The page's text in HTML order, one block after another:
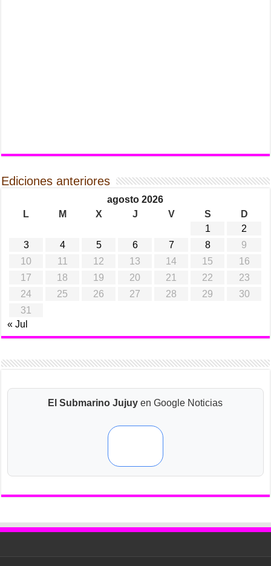
Ediciones anteriores
agosto 2026
L
M X J V S
D
1
2
3
4 5 6 7 8
9
10
11 12 13 14 15
16
17
18 19 20 21 22
23
24
25 26 27 28 29
30
31
« Jul
El Submarino Jujuy en Google Noticias